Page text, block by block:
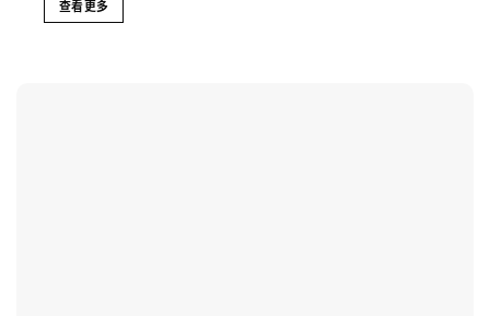
查看更多